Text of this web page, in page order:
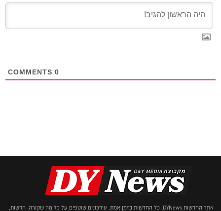
0
אתר החדשות DYNews. כל החדשות בזמן אמת. עידכונים שוטפים על כל מה שקורה. חדשות,